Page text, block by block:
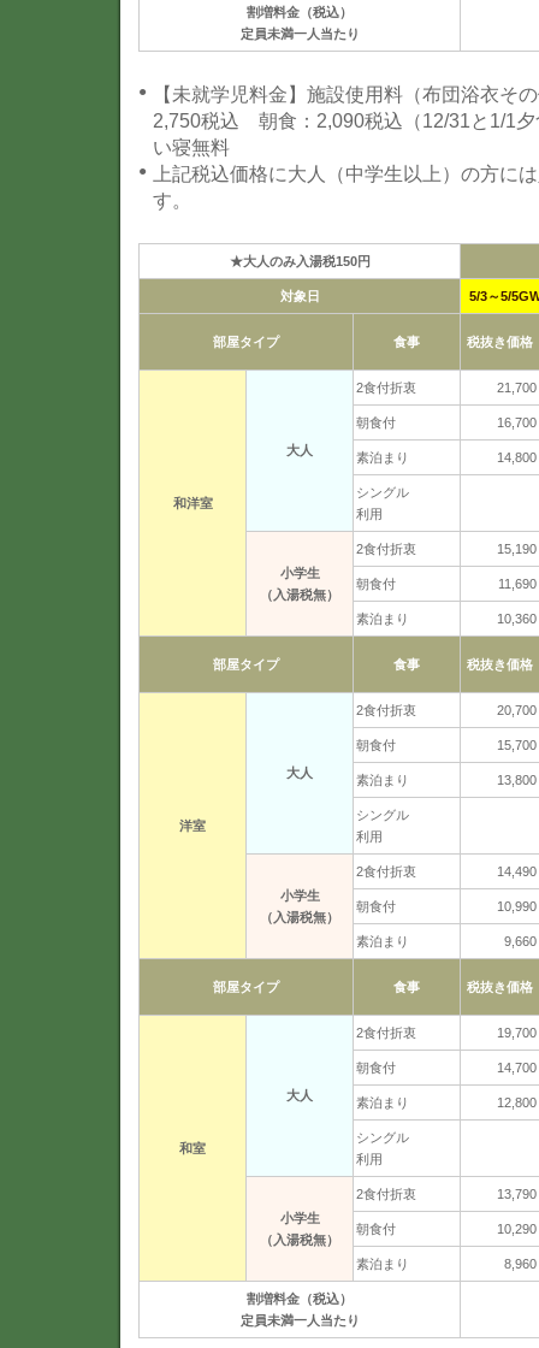
割増料金（税込）
定員未満一人当たり
【未就学児料金】施設使用料（布団浴衣
2,750税込 朝食：2,090税込（12/31と1/1
い寝無料
上記税込価格に大人（中学生以上）の方に
す。
★大人のみ入湯税150円
対象日 5/3～5/
部屋タイプ 食事 税抜き価格
和洋室
大人
2食付折衷 21,700
朝食付 16,700
素泊まり 14,800
シングル
利用
小学生
（入湯税無）
2食付折衷 15,190
朝食付 11,690
素泊まり 10,360
部屋タイプ 食事 税抜き価格
洋室
大人
2食付折衷 20,700
朝食付 15,700
素泊まり 13,800
シングル
利用
小学生
（入湯税無）
2食付折衷 14,490
朝食付 10,990
素泊まり 9,660
部屋タイプ 食事 税抜き価格
和室
大人
2食付折衷 19,700
朝食付 14,700
素泊まり 12,800
シングル
利用
小学生
（入湯税無）
2食付折衷 13,790
朝食付 10,290
素泊まり 8,960
割増料金（税込）
定員未満一人当たり